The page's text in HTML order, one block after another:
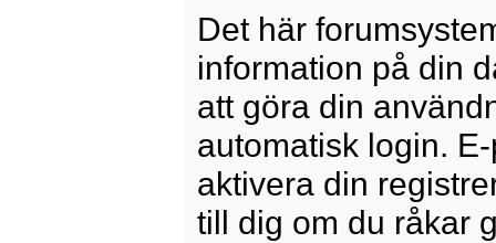
Det här
information på din
att göra din
automatisk login.
aktivera din
till dig om du råkar